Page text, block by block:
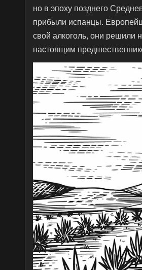
но в эпоху позднего
прибыли испанцы.
свой алкоголь, они решили
настоящим